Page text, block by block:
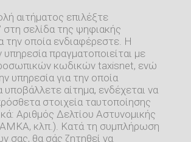
αιτήματος επιλέξτε
στη σελίδα της ψηφιακής
την οποία ενδιαφέρεστε. Η
πραγματοποιείται με
κωδικών taxisnet, ενώ
υπηρεσία για την οποία
υποβάλλετε αίτημα, ενδέχεται να
στοιχεία ταυτοποίησης
Αριθμός Δελτίου Αστυνομικής
κλπ.). Κατά τη συμπλήρωση
σας, θα σάς ζητηθεί να